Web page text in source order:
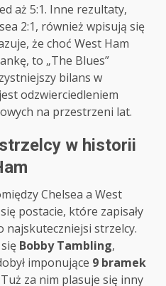
aż 5:1. Inne rezultaty,
2:1, również wpisują się
że choć West Ham
to „The Blues”
bilans w
odzwierciedleniem
na przestrzeni lat.
w historii
Chelsea a West
postacie, które zapisały
najskuteczniejsi strzelcy.
Bobby Tambling,
imponujące 9 bramek
za nim plasuje się inny